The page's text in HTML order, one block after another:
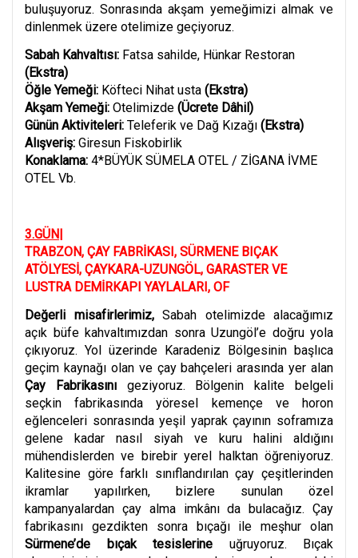
buluşuyoruz. Sonrasında akşam yemeğimizi almak ve
dinlenmek üzere otelimize geçiyoruz.
Sabah Kahvaltısı: Fatsa sahilde, Hünkar Restoran
(Ekstra)
Öğle Yemeği: Köfteci Nihat usta (Ekstra)
Akşam Yemeği: Otelimizde (Ücrete Dâhil)
Günün Aktiviteleri: Teleferik ve Dağ Kızağı (Ekstra)
Alışveriş: Giresun Fiskobirlik
Konaklama: 4*BÜYÜK SÜMELA OTEL / ZİGANA İVME
OTEL Vb.
3.GÜN|
TRABZON, ÇAY FABRİKASI, SÜRMENE BIÇAK
ATÖLYESİ, ÇAYKARA-UZUNGÖL, GARASTER VE
LUSTRA DEMİRKAPI YAYLALARI, OF
Değerli misafirlerimiz,Sabah otelimizde alacağımız
açık büfe kahvaltımızdan sonra Uzungöl’e doğru yola
çıkıyoruz. Yol üzerinde Karadeniz Bölgesinin başlıca
geçim kaynağı olan ve çay bahçeleri arasında yer alan
Çay Fabrikasınıgeziyoruz. Bölgenin kalite belgeli
seçkin fabrikasında yöresel kemençe ve horon
eğlenceleri sonrasında yeşil yaprak çayının soframıza
gelene kadar nasıl siyah ve kuru halini aldığını
mühendislerden ve birebir yerel halktan öğreniyoruz.
Kalitesine göre farklı sınıflandırılan çay çeşitlerinden
ikramlar yapılırken, bizlere sunulan özel
kampanyalardan çay alma imkânı da bulacağız. Çay
fabrikasını gezdikten sonra bıçağı ile meşhur olan
Sürmene’de bıçak tesislerine uğruyoruz. Bıçak